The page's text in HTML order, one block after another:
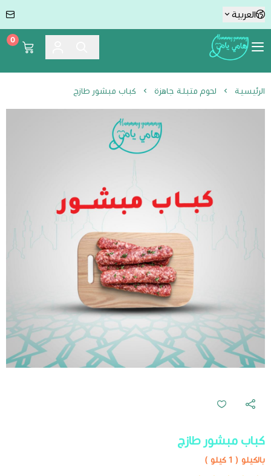
العربية
Hummmy :-) Yummmy هامي يامي
0
الرئيسية لحوم متبلة جاهزة كباب مبشور طازج
كباب مبشور طازج
بالكيلو ( 1 كيلو )